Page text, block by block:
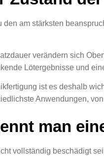
den am stärksten
verändern sich
Lötergebnisse und
ist es deshalb
Anwendungen,
man
vollständig beschädigt